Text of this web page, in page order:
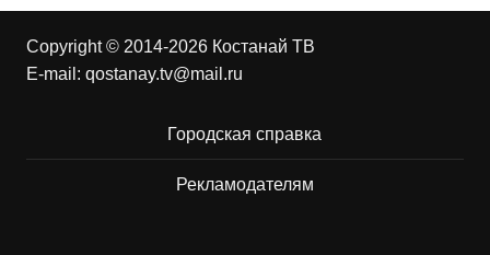
Copyright © 2014-2026 Костанай ТВ
E-mail: qostanay.tv@mail.ru
Городская справка
Рекламодателям